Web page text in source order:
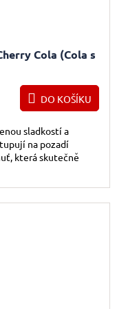
Cola (Cola s
DO KOŠÍKU
sladkostí a
na pozadí
která skutečně